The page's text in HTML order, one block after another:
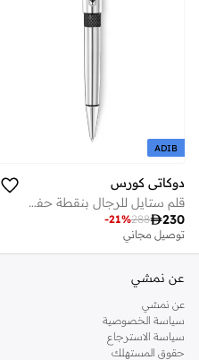
ADIB
دوكاتي كورس
قلم ستايل للرجال بنقطة حفر متوسطة، قبضة ثابتة، حبر أزرق، لمسات من ألياف الكربون السوداء والفولاذ المقاوم للصدأ - ١٤٠ مم
230
288
-21%
توصيل مجاني
عن نمشي
عن نمشي
سياسة الخصوصية
سياسة الاسترجاع
حقوق المستهلك